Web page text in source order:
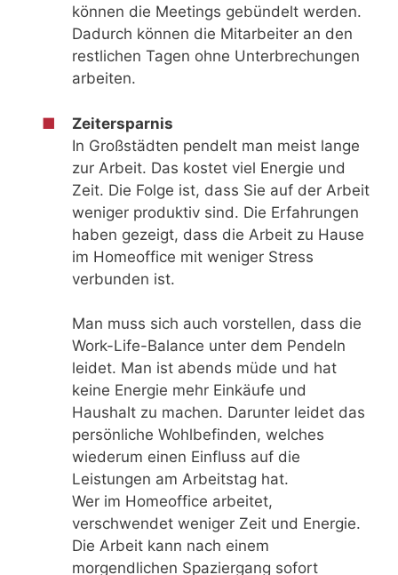
können die Meetings gebündelt werden.
Dadurch können die Mitarbeiter an den
restlichen Tagen ohne Unterbrechungen
arbeiten.
Zeitersparnis
In Großstädten pendelt man meist lange
zur Arbeit. Das kostet viel Energie und
Zeit. Die Folge ist, dass Sie auf der Arbeit
weniger produktiv sind. Die Erfahrungen
haben gezeigt, dass die Arbeit zu Hause
im Homeoffice mit weniger Stress
verbunden ist.
Man muss sich auch vorstellen, dass die
Work-Life-Balance unter dem Pendeln
leidet. Man ist abends müde und hat
keine Energie mehr Einkäufe und
Haushalt zu machen. Darunter leidet das
persönliche Wohlbefinden, welches
wiederum einen Einfluss auf die
Leistungen am Arbeitstag hat.
Wer im Homeoffice arbeitet,
verschwendet weniger Zeit und Energie.
Die Arbeit kann nach einem
morgendlichen Spaziergang sofort